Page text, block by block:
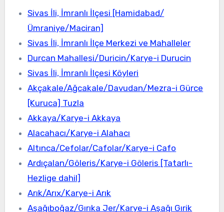
Sivas İli, İmranlı İlçesi [Hamidabad/
Ümraniye/Maciran]
Sivas İli, İmranlı İlçe Merkezi ve Mahalleler
Durcan Mahallesi/Duricin/Karye-i Durucin
Sivas İli, İmranlı İlçesi Köyleri
Akçakale/Ağcakale/Davudan/Mezra-i Gürce
[Kuruca] Tuzla
Akkaya/Karye-i Akkaya
Alacahacı/Karye-i Alahacı
Altınca/Cefolar/Cafolar/Karye-i Cafo
Ardıçalan/Göleris/Karye-i Göleris [Tatarlı-
Hezlige dahil]
Arık/Arıx/Karye-i Arık
Aşağıboğaz/Gırıka Jer/Karye-i Aşağı Gırik